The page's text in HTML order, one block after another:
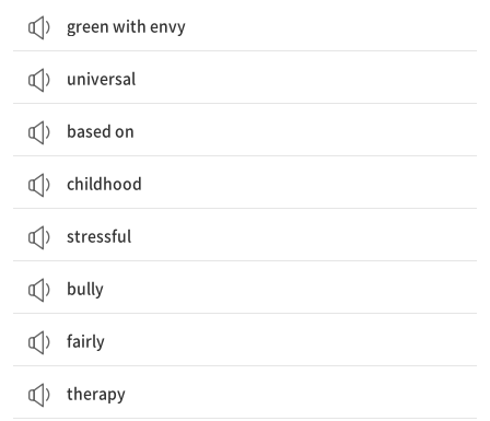
green with envy
universal
based on
childhood
stressful
bully
fairly
therapy